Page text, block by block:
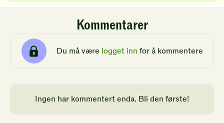
Kommentarer
Du må være logget inn for å kommentere
Ingen har kommentert enda. Bli den første!